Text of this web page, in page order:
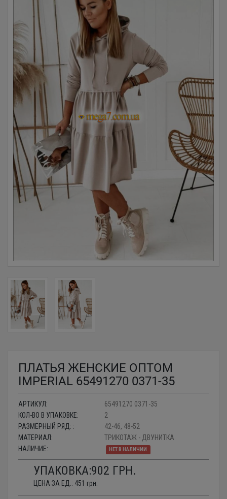
ПЛАТЬЯ ЖЕНСКИЕ ОПТОМ
IMPERIAL 65491270 0371-35
АРТИКУЛ:
65491270 0371-35
КОЛ-ВО В УПАКОВКЕ:
2
РАЗМЕРНЫЙ РЯД: :
42-46, 48-52
МАТЕРИАЛ:
ТРИКОТАЖ - ДВУНИТКА
НАЛИЧИЕ:
НЕТ В НАЛИЧИИ
УПАКОВКА:902 ГРН.
ЦЕНА ЗА ЕД.: 451 грн.